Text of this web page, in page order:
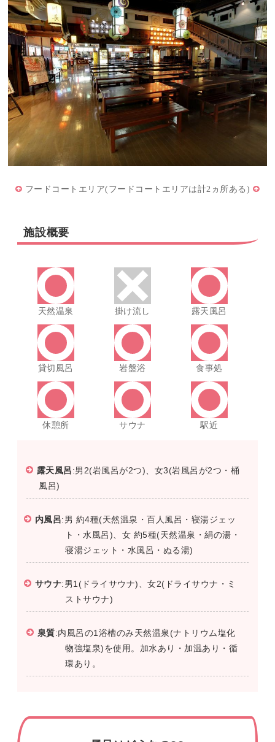
フードコートエリア(フードコートエリアは計2ヵ所ある)
施設概要
天然温泉 掛け流し 露天風呂
貸切風呂 岩盤浴 食事処
休憩所 サウナ 駅近
露天風呂:男2(岩風呂が2つ)、女3(岩風呂が2つ・桶
風呂)
内風呂:男 約4種(天然温泉・百人風呂・寝湯ジェッ
ト・水風呂)、女 約5種(天然温泉・絹の湯・
寝湯ジェット・水風呂・ぬる湯)
サウナ:男1(ドライサウナ)、女2(ドライサウナ・ミ
ストサウナ)
泉質:内風呂の1浴槽のみ天然温泉(ナトリウム塩化
物強塩泉)を使用。加水あり・加温あり・循
環あり。